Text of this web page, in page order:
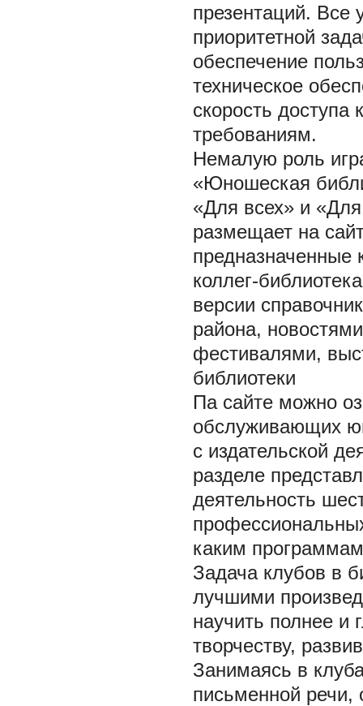
презентаций. Все
приоритетной
обеспечение
техническое
скорость
требованиям.
Немалую роль
«Юношеская
«Для всех» и
размещает на
предназначенные
коллег-
версии
района,
фестивалями,
библиотеки
Па сайте можно
обслуживающих
с издательской
разделе
деятельность
каким
Задача клубов в
лучшими
научить полнее и
творчеству,
Занимаясь в
письменной речи,